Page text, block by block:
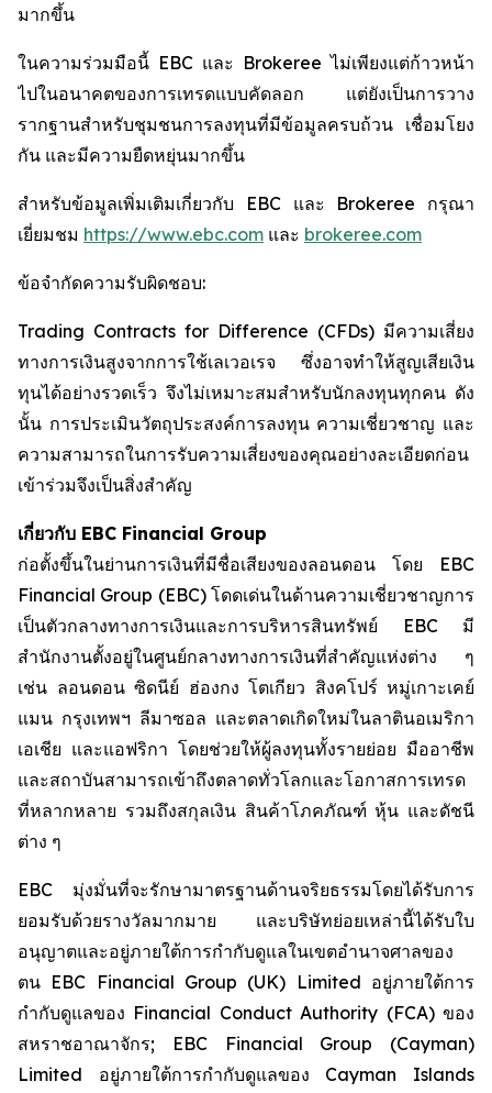
มากขึ้น
ในความร่วมมือนี้ EBC และ Brokeree ไม่เพียงแต่ก้าวหน้า
ไปในอนาคตของการเทรดแบบคัดลอก แต่ยังเป็นการวาง
รากฐานสำหรับชุมชนการลงทุนที่มีข้อมูลครบถ้วน เชื่อมโยง
กัน และมีความยืดหยุ่นมากขึ้น
สำหรับข้อมูลเพิ่มเติมเกี่ยวกับ EBC และ Brokeree กรุณา
เยี่ยมชม https://www.ebc.com และ brokeree.com
ข้อจำกัดความรับผิดชอบ:
Trading Contracts for Difference (CFDs) มีความเสี่ยง
ทางการเงินสูงจากการใช้เลเวอเรจ ซึ่งอาจทำให้สูญเสียเงิน
ทุนได้อย่างรวดเร็ว จึงไม่เหมาะสมสำหรับนักลงทุนทุกคน ดัง
นั้น การประเมินวัตถุประสงค์การลงทุน ความเชี่ยวชาญ และ
ความสามารถในการรับความเสี่ยงของคุณอย่างละเอียดก่อน
เข้าร่วมจึงเป็นสิ่งสำคัญ
เกี่ยวกับ EBC Financial Group
ก่อตั้งขึ้นในย่านการเงินที่มีชื่อเสียงของลอนดอน โดย EBC
Financial Group (EBC) โดดเด่นในด้านความเชี่ยวชาญการ
เป็นตัวกลางทางการเงินและการบริหารสินทรัพย์ EBC มี
สำนักงานตั้งอยู่ในศูนย์กลางทางการเงินที่สำคัญแห่งต่าง ๆ
เช่น ลอนดอน ซิดนีย์ ฮ่องกง โตเกียว สิงคโปร์ หมู่เกาะเคย์
แมน กรุงเทพฯ ลีมาซอล และตลาดเกิดใหม่ในลาตินอเมริกา
เอเชีย และแอฟริกา โดยช่วยให้ผู้ลงทุนทั้งรายย่อย มืออาชีพ
และสถาบันสามารถเข้าถึงตลาดทั่วโลกและโอกาสการเทรด
ที่หลากหลาย รวมถึงสกุลเงิน สินค้าโภคภัณฑ์ หุ้น และดัชนี
ต่าง ๆ
EBC มุ่งมั่นที่จะรักษามาตรฐานด้านจริยธรรมโดยได้รับการ
ยอมรับด้วยรางวัลมากมาย และบริษัทย่อยเหล่านี้ได้รับใบ
อนุญาตและอยู่ภายใต้การกำกับดูแลในเขตอำนาจศาลของ
ตน EBC Financial Group (UK) Limited อยู่ภายใต้การ
กำกับดูแลของ Financial Conduct Authority (FCA) ของ
สหราชอาณาจักร; EBC Financial Group (Cayman)
Limited อยู่ภายใต้การกำกับดูแลของ Cayman Islands